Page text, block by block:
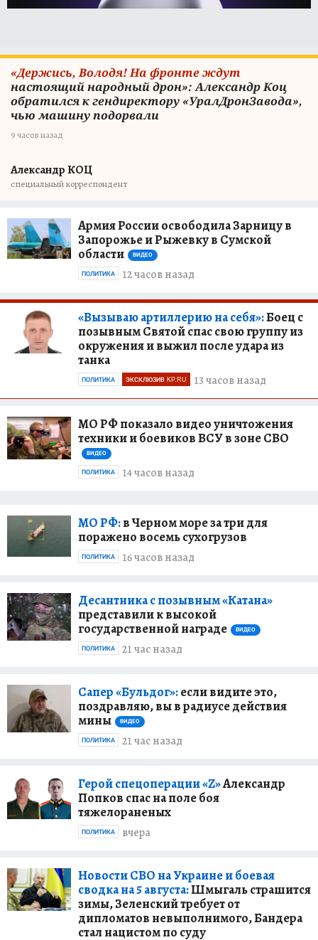
«Держись, Володя! На фронте ждут
настоящий народный дрон»: Александр Коц
обратился к гендиректору «УралДронЗавода»,
чью машину подорвали
9 часов назад
Александр КОЦ
специальный корреспондент
Армия России освободила Зарницу в
Запорожье и Рыжевку в Сумской
области
ВИДЕО
12 часов назад
ПОЛИТИКА
«Вызываю артиллерию на себя»:Боец с
позывным Святой спас свою группу из
окружения и выжил после удара из
танка
13 часов назад
ПОЛИТИКА ЭКСКЛЮЗИВ KP.RU
МО РФ показало видео уничтожения
техники и боевиков ВСУ в зоне СВО
ВИДЕО
14 часов назад
ПОЛИТИКА
МО РФ:в Черном море за три для
поражено восемь сухогрузов
16 часов назад
ПОЛИТИКА
Десантника с позывным «Катана»
представили к высокой
государственной награде
ВИДЕО
21 час назад
ПОЛИТИКА
Сапер «Бульдог»:если видите это,
поздравляю, вы в радиусе действия
мины
ВИДЕО
21 час назад
ПОЛИТИКА
Герой спецоперации «Z»Александр
Попков спас на поле боя
тяжелораненых
вчера
ПОЛИТИКА
Новости СВО на Украине и боевая
сводка на 5 августа:Шмыгаль страшится
зимы, Зеленский требует от
дипломатов невыполнимого, Бандера
стал нацистом по суду